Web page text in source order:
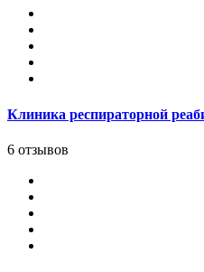
Клиника респираторной
6 отзывов